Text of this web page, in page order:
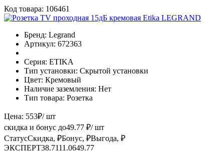
Код товара: 106461
Бренд: Legrand
Артикул: 672363
Серия: ETIKA
Тип установки: Скрытой установки
Цвет: Кремовый
Наличие заземления: Нет
Тип товара: Розетка
Цена: 553₽/ шт
скидка и бонус до49.77 ₽/ шт
СтатусСкидка, ₽Бонус, ₽Выгода, ₽
ЭКСПЕРТ38.7111.0649.77